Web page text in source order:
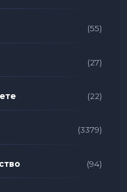
(55)
(27)
(22)
(3379)
(94)